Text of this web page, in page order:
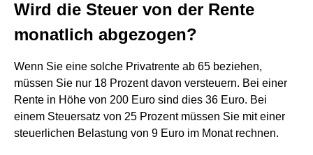
Wird die Steuer von der Rente
monatlich abgezogen?
Wenn Sie eine solche Privatrente ab 65 beziehen,
müssen Sie nur 18 Prozent davon versteuern. Bei einer
Rente in Höhe von 200 Euro sind dies 36 Euro. Bei
einem Steuersatz von 25 Prozent müssen Sie mit einer
steuerlichen Belastung von 9 Euro im Monat rechnen.